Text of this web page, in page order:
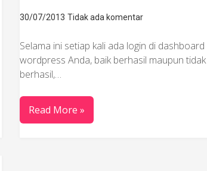
30/07/2013 Tidak ada komentar
Selama ini setiap kali ada login di dashboard
wordpress Anda, baik berhasil maupun tidak
berhasil,…
Read More »